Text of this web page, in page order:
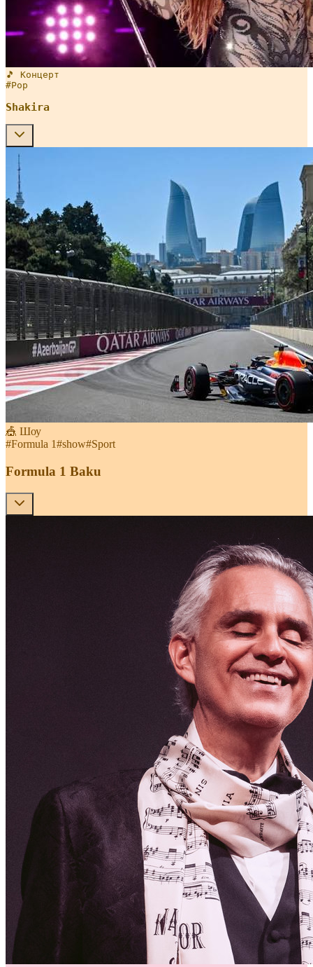
🎵 Концерт
#Pop
Shakira
🎪 Шоу
#Formula 1#show#Sport
Formula 1 Baku